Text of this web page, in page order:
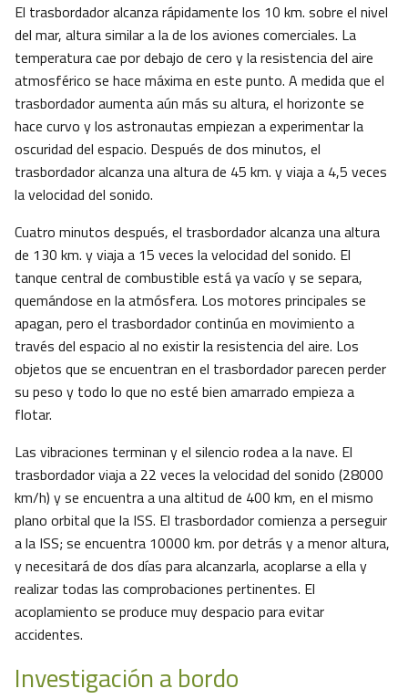
El trasbordador alcanza rápidamente los 10 km. sobre el nivel
del mar, altura similar a la de los aviones comerciales. La
temperatura cae por debajo de cero y la resistencia del aire
atmosférico se hace máxima en este punto. A medida que el
trasbordador aumenta aún más su altura, el horizonte se
hace curvo y los astronautas empiezan a experimentar la
oscuridad del espacio. Después de dos minutos, el
trasbordador alcanza una altura de 45 km. y viaja a 4,5 veces
la velocidad del sonido.
Cuatro minutos después, el trasbordador alcanza una altura
de 130 km. y viaja a 15 veces la velocidad del sonido. El
tanque central de combustible está ya vacío y se separa,
quemándose en la atmósfera. Los motores principales se
apagan, pero el trasbordador continúa en movimiento a
través del espacio al no existir la resistencia del aire. Los
objetos que se encuentran en el trasbordador parecen perder
su peso y todo lo que no esté bien amarrado empieza a
flotar.
Las vibraciones terminan y el silencio rodea a la nave. El
trasbordador viaja a 22 veces la velocidad del sonido (28000
km/h) y se encuentra a una altitud de 400 km, en el mismo
plano orbital que la ISS. El trasbordador comienza a perseguir
a la ISS; se encuentra 10000 km. por detrás y a menor altura,
y necesitará de dos días para alcanzarla, acoplarse a ella y
realizar todas las comprobaciones pertinentes. El
acoplamiento se produce muy despacio para evitar
accidentes.
Investigación a bordo